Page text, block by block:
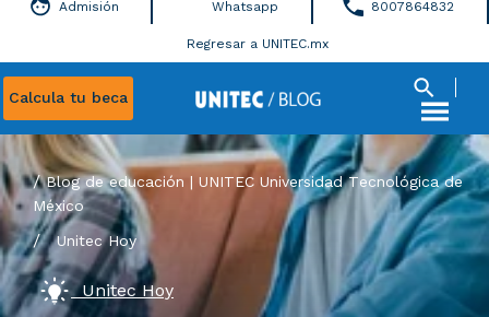
Calcula tu beca
Admisión Whatsapp 8007864832
Regresar a UNITEC.mx
Blog de educación | UNITEC Universidad Tecnológica de
México
/Unitec Hoy
Unitec Hoy